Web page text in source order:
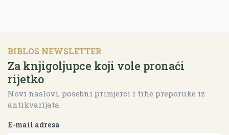
BIBLOS NEWSLETTER
Za knjigoljupce koji vole pronaći
rijetko
Novi naslovi, posebni primjerci i tihe preporuke iz
antikvarijata.
E-mail adresa